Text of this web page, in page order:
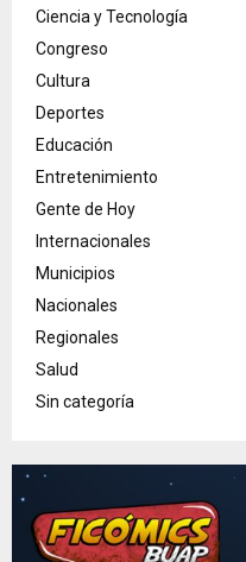
Ciencia y Tecnología
Congreso
Cultura
Deportes
Educación
Entretenimiento
Gente de Hoy
Internacionales
Municipios
Nacionales
Regionales
Salud
Sin categoría